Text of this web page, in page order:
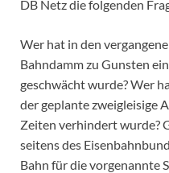
DB Netz die folgenden
Wer hat in den
Bahndamm zu Gunsten
geschwächt wurde? Wer
der geplante zweigleisige
Zeiten verhindert wurde?
seitens des
Bahn für die vorgenannte